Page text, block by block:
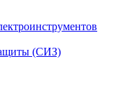
(СИЗ)